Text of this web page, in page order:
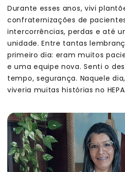
Durante esses anos, vivi
confraternizações de
intercorrências, perdas e até
unidade. Entre tantas
primeiro dia: eram muitos
e uma equipe nova. Senti o
tempo, segurança. Naquele
viveria muitas histórias no HEPA.